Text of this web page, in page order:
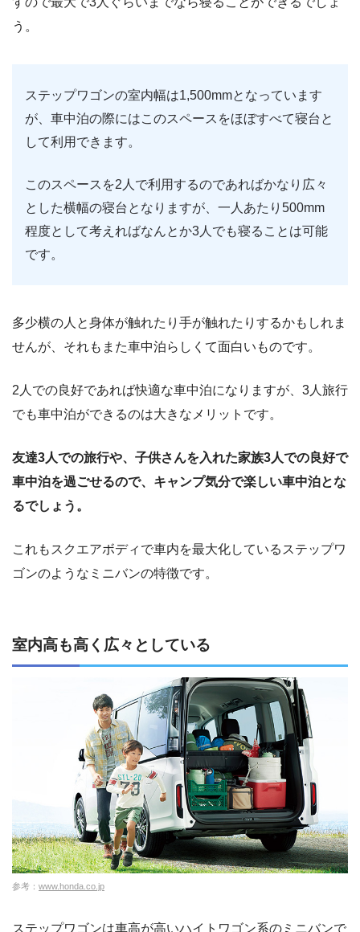
う。
ステップワゴンの室内幅は1,500mmとなっています
が、車中泊の際にはこのスペースをほぼすべて寝台と
して利用できます。
このスペースを2人で利用するのであればかなり広々
とした横幅の寝台となりますが、一人あたり500mm
程度として考えればなんとか3人でも寝ることは可能
です。
多少横の人と身体が触れたり手が触れたりするかもしれま
せんが、それもまた車中泊らしくて面白いものです。
2人での良好であれば快適な車中泊になりますが、3人旅行
でも車中泊ができるのは大きなメリットです。
友達3人での旅行や、子供さんを入れた家族3人での良好で
車中泊を過ごせるので、キャンプ気分で楽しい車中泊とな
るでしょう。
これもスクエアボディで車内を最大化しているステップワ
ゴンのようなミニバンの特徴です。
室内高も高く広々としている
参考： www.honda.co.jp
ステップワゴンは車高が高いハイトワゴン系のミニバンで